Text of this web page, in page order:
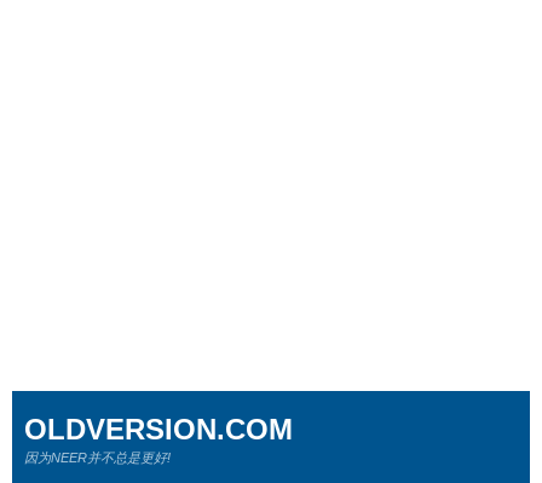
OLDVERSION.COM
因为NEER并不总是更好!